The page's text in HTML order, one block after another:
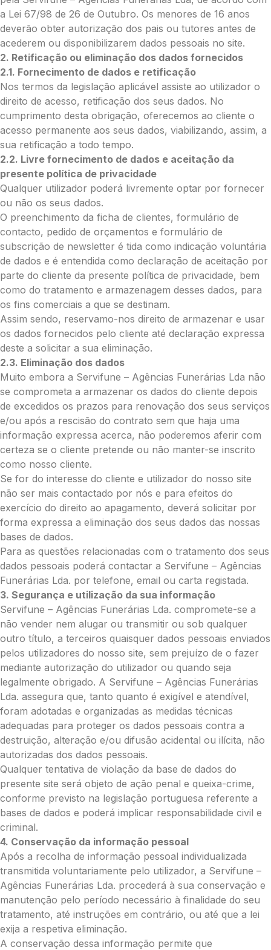
Pague mais tarde
com Paypal
O que deseja enviar?
Ramo de Flores
Palma
Cruz
Coração
Coroa
Ramo de Flores:
Opção 1 (€25)
Opção 2 (€30)
Opção 3 (€35)
Opção 4 (€40)
Opção 5 (€45)
Opção 6 (€50)
Opção 7 (€55)
Opção 8 (€60)
Opção 9 (€65)
Palma:
Pequena (€85)
Média (€100)
Grande (€115)
Cruz:
Pequena (€85)
Média (€100)
Grande (€115)
Coração:
Pequena (€85)
Média (€100)
Grande (€115)
Coroa:
Mini (€75)
Pequena (€85)
Média (€100)
Grande (€115)
O seu nome*
Contacto telefónico*
O seu email *
Mensagem a constar no cartão
Pedidos/Informações adicionais
Total:
0.00
€
Enviar Flores (Paypal)
a Lei 67/98 de 26 de Outubro. Os menores de 16 anos
deverão obter autorização dos pais ou tutores antes de
acederem ou disponibilizarem dados pessoais no site.
2. Retificação ou eliminação dos dados fornecidos
2.1. Fornecimento de dados e retificação
Nos termos da legislação aplicável assiste ao utilizador o
direito de acesso, retificação dos seus dados. No
cumprimento desta obrigação, oferecemos ao cliente o
acesso permanente aos seus dados, viabilizando, assim, a
sua retificação a todo tempo.
2.2. Livre fornecimento de dados e aceitação da
presente política de privacidade
Qualquer utilizador poderá livremente optar por fornecer
ou não os seus dados.
O preenchimento da ficha de clientes, formulário de
contacto, pedido de orçamentos e formulário de
subscrição de newsletter é tida como indicação voluntária
de dados e é entendida como declaração de aceitação por
parte do cliente da presente política de privacidade, bem
como do tratamento e armazenagem desses dados, para
os fins comerciais a que se destinam.
Assim sendo, reservamo-nos direito de armazenar e usar
os dados fornecidos pelo cliente até declaração expressa
deste a solicitar a sua eliminação.
2.3. Eliminação dos dados
Muito embora a Servifune – Agências Funerárias Lda não
se comprometa a armazenar os dados do cliente depois
de excedidos os prazos para renovação dos seus serviços
e/ou após a rescisão do contrato sem que haja uma
informação expressa acerca, não poderemos aferir com
certeza se o cliente pretende ou não manter-se inscrito
como nosso cliente.
Se for do interesse do cliente e utilizador do nosso site
não ser mais contactado por nós e para efeitos do
exercício do direito ao apagamento, deverá solicitar por
forma expressa a eliminação dos seus dados das nossas
bases de dados.
Para as questões relacionadas com o tratamento dos seus
dados pessoais poderá contactar a Servifune – Agências
Funerárias Lda. por telefone, email ou carta registada.
3. Segurança e utilização da sua informação
Servifune – Agências Funerárias Lda. compromete-se a
não vender nem alugar ou transmitir ou sob qualquer
outro título, a terceiros quaisquer dados pessoais enviados
pelos utilizadores do nosso site, sem prejuízo de o fazer
mediante autorização do utilizador ou quando seja
legalmente obrigado. A Servifune – Agências Funerárias
Lda. assegura que, tanto quanto é exigível e atendível,
foram adotadas e organizadas as medidas técnicas
adequadas para proteger os dados pessoais contra a
destruição, alteração e/ou difusão acidental ou ilícita, não
autorizadas dos dados pessoais.
Qualquer tentativa de violação da base de dados do
presente site será objeto de ação penal e queixa-crime,
conforme previsto na legislação portuguesa referente a
bases de dados e poderá implicar responsabilidade civil e
criminal.
4. Conservação da informação pessoal
Após a recolha de informação pessoal individualizada
transmitida voluntariamente pelo utilizador, a Servifune –
Agências Funerárias Lda. procederá à sua conservação e
manutenção pelo período necessário à finalidade do seu
tratamento, até instruções em contrário, ou até que a lei
exija a respetiva eliminação.
A conservação dessa informação permite que